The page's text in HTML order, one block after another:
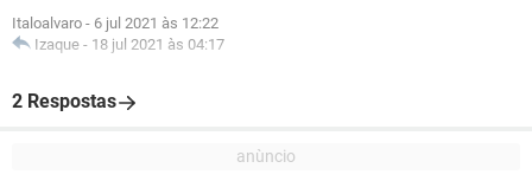
Italoalvaro - 6 jul 2021 às 12:22
Izaque - 18 jul 2021 às 04:17
2 Respostas